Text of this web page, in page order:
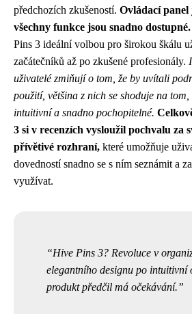
předchozích zkušeností. Ovládací panel
všechny funkce jsou snadno dostupné.
Pins 3 ideální volbou pro širokou škálu
začátečníků až po zkušené profesionály.
uživatelé zmiňují o tom, že by uvítali
použití, většina z nich se shoduje na
intuitivní a snadno pochopitelné.
3 si v recenzích vysloužil pochvalu za
přívětivé rozhraní, které umožňuje
dovedností snadno se s ním seznámit a
využívat.
Hive Pins 3? Revoluce v
elegantního designu po intuitivní
produkt předčil má očekávání.